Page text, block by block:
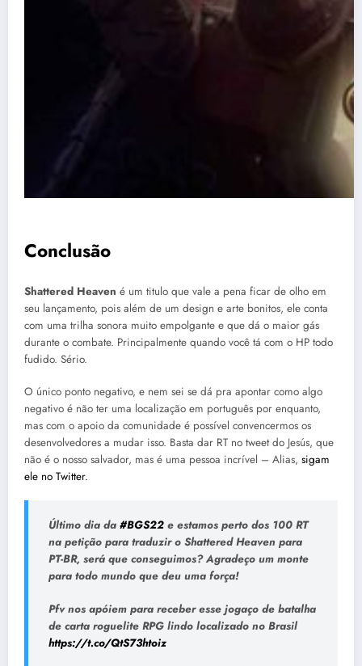
Conclusão
Shattered Heaven é um titulo que vale a pena ficar de olho em
seu lançamento, pois além de um design e arte bonitos, ele conta
com uma trilha sonora muito empolgante e que dá o maior gás
durante o combate. Principalmente quando você tá com o HP todo
fudido. Sério.
O único ponto negativo, e nem sei se dá pra apontar como algo
negativo é não ter uma localização em português por enquanto,
mas com o apoio da comunidade é possível convencermos os
desenvolvedores a mudar isso. Basta dar RT no tweet do Jesús, que
não é o nosso salvador, mas é uma pessoa incrível – Alias, sigam
ele no Twitter.
Último dia da #BGS22 e estamos perto dos 100 RT
na petição para traduzir o Shattered Heaven para
PT-BR, será que conseguimos? Agradeço um monte
para todo mundo que deu uma força!
Pfv nos apóiem para receber esse jogaço de batalha
de carta roguelite RPG lindo localizado no Brasil
https://t.co/QtS73htoiz